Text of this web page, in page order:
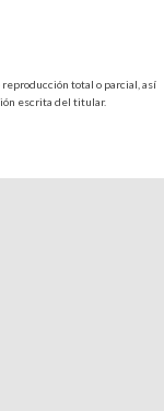
total o parcial, así
escrita del titular.